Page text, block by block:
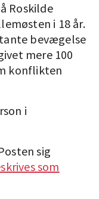
Roskilde
i 18 år.
bevægelse
mere 100
konflikten
i
sig
som